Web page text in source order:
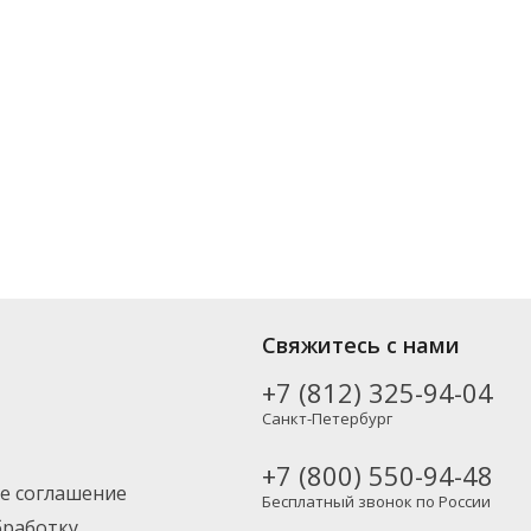
производителей, включая новинки. Вы можете выбрать нужный
и другие регионы России – партнерской транспортной
соглашение
Свяжитесь с нами
+7 (812) 325-94-04
Санкт-Петербург
+7 (800) 550-94-48
Бесплатный звонок по России